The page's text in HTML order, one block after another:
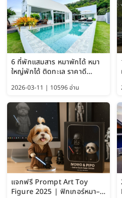
6 ที่พักแสมสาร หมาพักได้ หมา
ใหญ่พักได้ ติดทะเล ราคาดี
2026-03-11 | 10596 อ่าน
แจกฟรี Prompt Art Toy
Figure 2025 | ฟิกเกอร์หมา–